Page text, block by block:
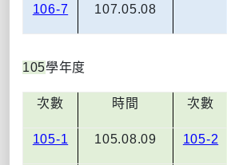
106-7 107.05.08
105學年度
次數 時間 次數
105-1 105.08.09 105-2